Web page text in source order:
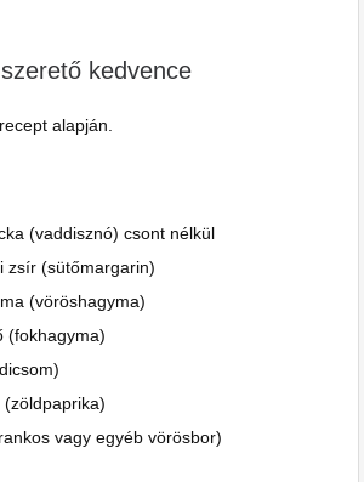
kedvence
alapján.
(vaddisznó) csont nélkül
zsír (sütőmargarin)
(vöröshagyma)
(fokhagyma)
vagy egyéb vörösbor)